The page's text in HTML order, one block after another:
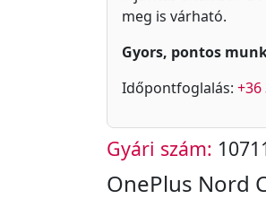
meg is várható.
Gyors, pontos
Időpontfoglalás: +36
Gyári szám:
OnePlus Nord